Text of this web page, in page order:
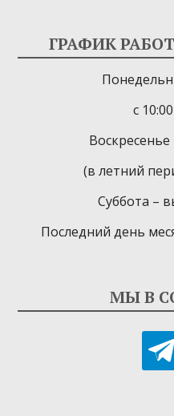
ГРАФИК
с
Воскресенье
(в летний
Суббота –
Последний день
МЫ В